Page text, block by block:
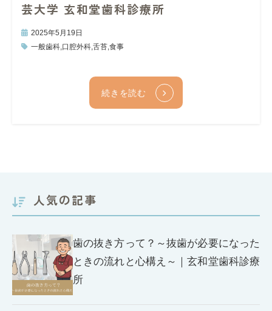
芸大学 玄和堂歯科診療所
2025年5月19日
一般歯科,口腔外科,舌苔,食事
続きを読む
人気の記事
歯の抜き方って？～抜歯が必要になった
ときの流れと心構え～｜玄和堂歯科診療
所